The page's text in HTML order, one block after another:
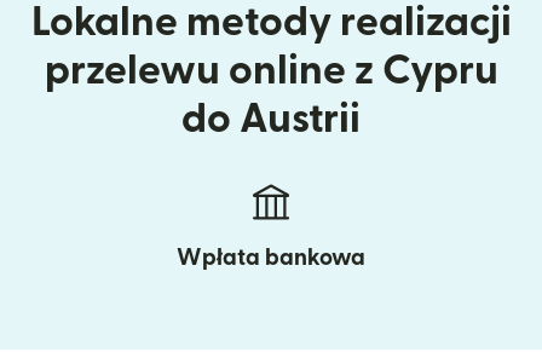
Lokalne metody realizacji
przelewu online z Cypru
do Austrii
Wpłata bankowa